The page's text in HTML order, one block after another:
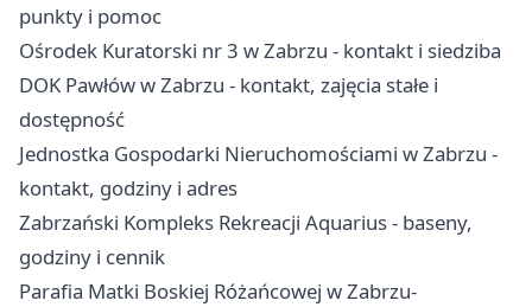
punkty i pomoc
Ośrodek Kuratorski nr 3 w Zabrzu - kontakt i siedziba
DOK Pawłów w Zabrzu - kontakt, zajęcia stałe i
dostępność
Jednostka Gospodarki Nieruchomościami w Zabrzu -
kontakt, godziny i adres
Zabrzański Kompleks Rekreacji Aquarius - baseny,
godziny i cennik
Parafia Matki Boskiej Różańcowej w Zabrzu-